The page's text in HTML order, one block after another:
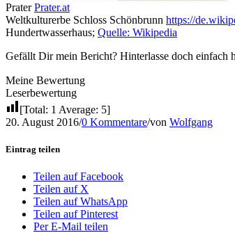
PraterPrater.at
Weltkulturerbe Schloss Schönbrunn https://
Hundertwasserhaus; Quelle: Wikipedia
Gefällt Dir mein Bericht? Hinterlasse doch einfach
Meine Bewertung
Leserbewertung
[Total: 1 Average: 5]
20. August 2016/0 Kommentare/von Wolfgang
Eintrag teilen
Teilen auf Facebook
Teilen auf X
Teilen auf WhatsApp
Teilen auf Pinterest
Per E-Mail teilen